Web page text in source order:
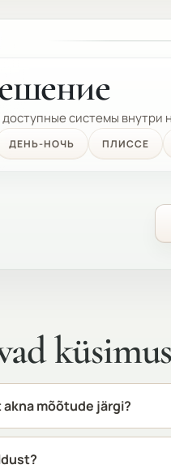
системы внутри
ДЕНЬ-НОЧЬ ПЛИССЕ
mõõtude järgi?